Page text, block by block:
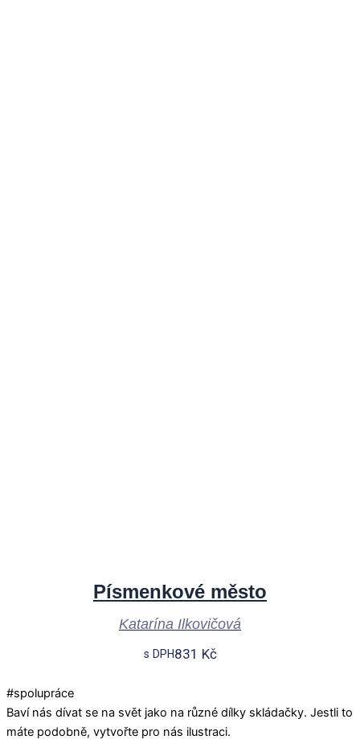
Písmenkové město
Katarína Ilkovičová
831 Kč
s DPH
#spolupráce
Baví nás dívat se na svět jako na různé dílky skládačky. Jestli to
máte podobně, vytvořte pro nás ilustraci.